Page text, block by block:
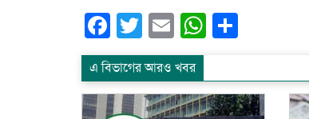
Facebook
Twitter
EmailWhatsApp
এ বিভাগের আরও খবর